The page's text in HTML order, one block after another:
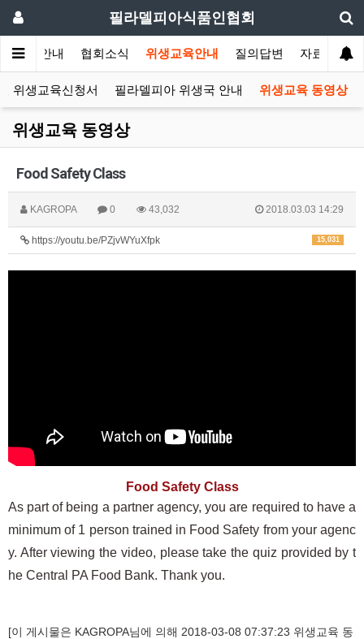
필라델피아식품인협회
협회안내 협회소식 위생교육안내 질의답변 자료실
위생교육신청서 필라델피아 위생국 안내 위생교육 동영상
위생교육 동영상
Food Safety Class
KAGROPA 0 43,032 2018.03.03 14:29
15,031
https://youtu.be/PZjvWYuXfpk
Food Safety Class
As part of being a partner agency, you are required to have a
minimum of 1 person trained in Food Safety from your agenc
y. After viewing the video, please take the quiz provided by t
he Central PA Food Bank. Thank you.
[이 게시물은 KAGROPA님에 의해 2018-03-08 07:37:23 위생교육 동